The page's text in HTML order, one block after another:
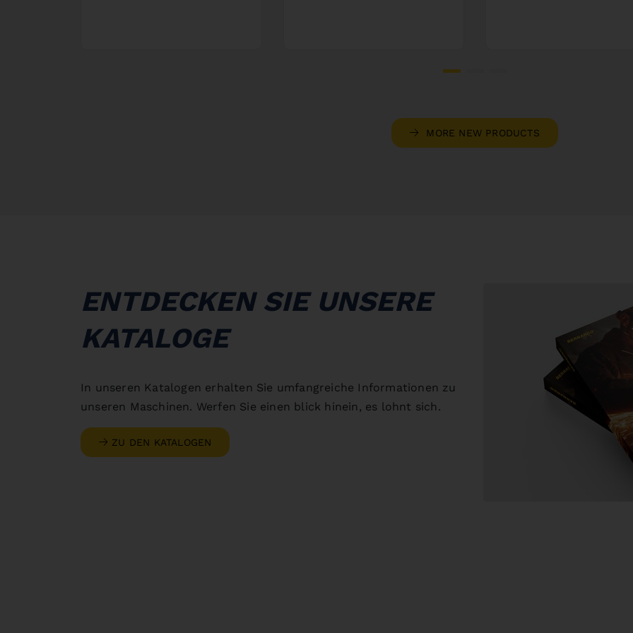
MORE NEW PRODUCTS
ENTDECKEN SIE UNSERE
KATALOGE
In unseren Katalogen erhalten Sie umfangreiche Informationen zu
unseren Maschinen. Werfen Sie einen blick hinein, es lohnt sich.
ZU DEN KATALOGEN